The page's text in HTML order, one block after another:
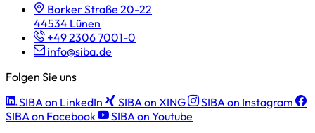
Borker Straße 20-22
44534 Lünen
+49 2306 7001-0
info@siba.de
Folgen Sie uns
SIBA on LinkedIn
SIBA on XING
SIBA on Instagram
SIBA on Facebook
SIBA on Youtube